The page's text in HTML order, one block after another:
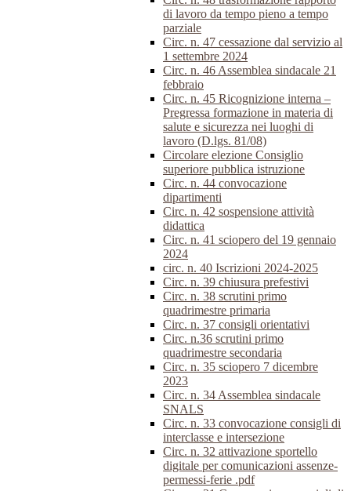
di lavoro da tempo pieno a tempo
parziale
Circ. n. 47 cessazione dal servizio al
1 settembre 2024
Circ. n. 46 Assemblea sindacale 21
febbraio
Circ. n. 45 Ricognizione interna –
Pregressa formazione in materia di
salute e sicurezza nei luoghi di
lavoro (D.lgs. 81/08)
Circolare elezione Consiglio
superiore pubblica istruzione
Circ. n. 44 convocazione
dipartimenti
Circ. n. 42 sospensione attività
didattica
Circ. n. 41 sciopero del 19 gennaio
2024
circ. n. 40 Iscrizioni 2024-2025
Circ. n. 39 chiusura prefestivi
Circ. n. 38 scrutini primo
quadrimestre primaria
Circ. n. 37 consigli orientativi
Circ. n.36 scrutini primo
quadrimestre secondaria
Circ. n. 35 sciopero 7 dicembre
2023
Circ. n. 34 Assemblea sindacale
SNALS
Circ. n. 33 convocazione consigli di
interclasse e intersezione
Circ. n. 32 attivazione sportello
digitale per comunicazioni assenze-
permessi-ferie .pdf